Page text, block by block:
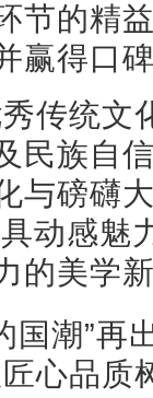
节的精
赢得口
传统文
民族自
与磅礴
动感魅
的美学